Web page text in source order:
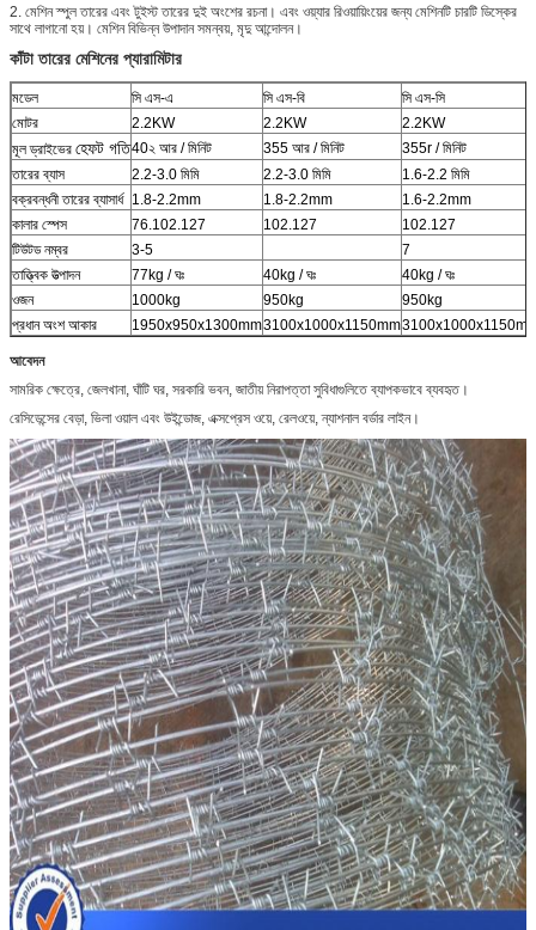
2. মেশিন স্পুল তারের এবং টুইস্ট তারের দুই অংশের রচনা। এবং ওয়্যার রিওয়ায়িংয়ের জন্য মেশিনটি চারটি ডিস্কের
সাথে লাগানো হয়। মেশিন বিভিন্ন উপাদান সমন্বয়, মৃদু আন্দোলন।
কাঁটা তারের মেশিনের প্যারামিটার
মডেল সি এস-এ সি এস-বি
সি এস-সি
মোটর
2.2KW 2.2KW
2.2KW
মূল ড্রাইভের হেফট গতি40২ আর / মিনিট 355 আর / মিনিট
355r / মিনিট
তারের ব্যাস
2.2-3.0 মিমি 2.2-3.0 মিমি
1.6-2.2 মিমি
বক্রবন্ধনী তারের ব্যাসার্ধ 1.8-2.2mm 1.8-2.2mm
1.6-2.2mm
কালার স্পেস
76.102.127 102.127
102.127
টিউটড নম্বর
3-5
7
তাত্ত্বিক উত্পাদন
77kg / ঘঃ 40kg / ঘঃ
40kg / ঘঃ
ওজন
1000kg 950kg
950kg
প্রধান অংশ আকার
1950x950x1300mm3100x1000x1150mm
আবেদন
সামরিক ক্ষেত্রে, জেলখানা, ঘাঁটি ঘর, সরকারি ভবন, জাতীয় নিরাপত্তা সুবিধাগুলিতে ব্যাপকভাবে ব্যবহৃত।
রেসিডেন্সের বেড়া, ভিলা ওয়াল এবং উইন্ডোজ, এক্সপ্রেস ওয়ে, রেলওয়ে, ন্যাশনাল বর্ডার লাইন।